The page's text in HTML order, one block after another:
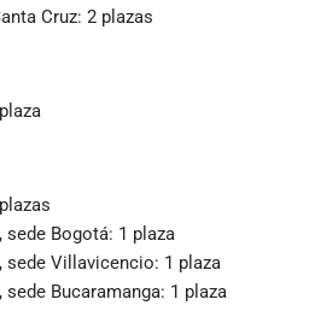
Cruz: 2 plazas
sede Bogotá: 1 plaza
sede Villavicencio: 1 plaza
Bucaramanga: 1 plaza